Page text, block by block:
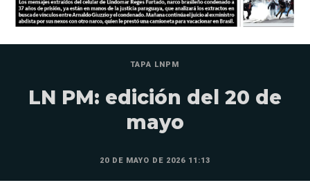
TAPA LNPM
LN PM: edición del 20 de
mayo
20 DE MAYO DE 2026 11:13